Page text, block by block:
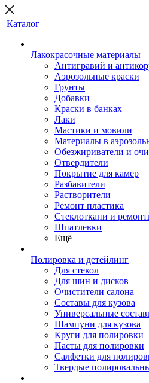
Каталог
Лакокрасочные материалы
Антигравий и
Аэрозольные краски
Грунты
Добавки
Краски в банках
Лаки
Мастики и мовили
Материалы в
Обезжириватели и
Отвердители
Покрытие для камер
Разбавители
Растворители
Ремонт пластика
Стеклоткани и
Шпатлевки
Ещё
Полировка и детейлинг
Для стекол
Для шин и дисков
Очистители салона
Составы для кузова
Универсальные
Шампуни для кузова
Круги для полировки
Пасты для полировки
Салфетки для
Твердые